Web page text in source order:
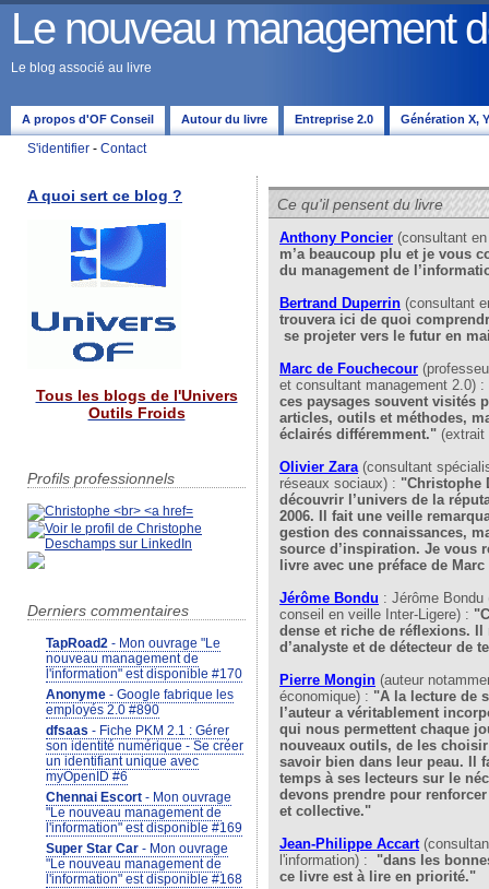
Le nouveau management
Le blog associé au livre
A propos d'OF Conseil Autour du livre Entreprise 2.0 Génération X,
S'identifier - Contact
A quoi sert ce blog ?
Tous les blogs de l'Univers
Outils Froids
Profils professionnels
Derniers commentaires
TapRoad2 - Mon ouvrage "Le
nouveau management de
l'information" est disponible #170
Anonyme - Google fabrique les
employés 2.0 #890
dfsaas - Fiche PKM 2.1 : Gérer
son identité numérique - Se créer
un identifiant unique avec
myOpenID #6
Chennai Escort - Mon ouvrage
"Le nouveau management de
l'information" est disponible #169
Super Star Car - Mon ouvrage
"Le nouveau management de
l'information" est disponible #168
Ce qu'il pensent du livre
Anthony Poncier (consultant
m’a beaucoup plu et je vous
du management de
Bertrand Duperrin (consultant
trouvera ici de quoi
se projeter vers le futur en
Marc de Fouchecour
et consultant management 2.0) :
ces paysages souvent visités
articles, outils et méthodes,
éclairés différemment." (extrait
Olivier Zara(consultant
réseaux sociaux) : "Christophe
découvrir l’univers de la
2006. Il fait une veille
gestion des connaissances,
source d’inspiration. Je vous
livre avec une préface de
Jérôme Bondu : Jérôme
conseil en veille Inter-Ligere) :
dense et riche de réflexions.
d’analyste et de détecteur de
Pierre Mongin (auteur
économique) : "A la lecture de
l’auteur a véritablement
qui nous permettent chaque
nouveaux outils, de les
savoir bien dans leur peau. Il
temps à ses lecteurs sur le
devons prendre pour
et collective."
Jean-Philippe Accart
l'information) : "dans les
ce livre est à lire en priorité."